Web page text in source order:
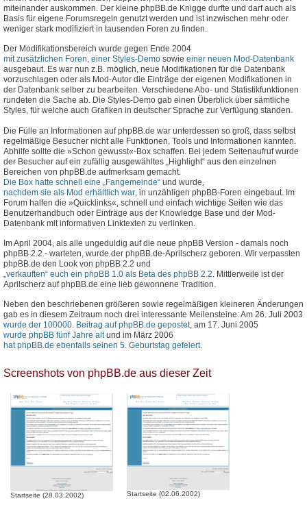
miteinander auskommen. Der kleine phpBB.de Knigge durfte und darf auch als
Basis für eigene Forumsregeln genutzt werden und ist inzwischen mehr oder
weniger stark modifiziert in tausenden Foren zu finden.
Der Modifikationsbereich wurde gegen Ende 2004
mit zusätzlichen Foren, einer Styles-Demo sowie einer neuen Mod-Datenbank
ausgebaut. Es war nun z.B. möglich, neue Modifikationen für die Datenbank
vorzuschlagen oder als Mod-Autor die Einträge der eigenen Modifikationen in
der Datenbank selber zu bearbeiten. Verschiedene Abo- und Statistikfunktionen
rundeten die Sache ab. Die Styles-Demo gab einen Überblick über sämtliche
Styles, für welche auch Grafiken in deutscher Sprache zur Verfügung standen.
Die Fülle an Informationen auf phpBB.de war unterdessen so groß, dass selbst
regelmäßige Besucher nicht alle Funktionen, Tools und Informationen kannten.
Abhilfe sollte die »Schon gewusst«-Box schaffen. Bei jedem Seitenaufruf wurde
der Besucher auf ein zufällig ausgewähltes „Highlight“ aus den einzelnen
Bereichen von phpBB.de aufmerksam gemacht.
Die Box hatte schnell eine „Fangemeinde“ und wurde,
nachdem sie als Mod erhältlich war , in unzähligen phpBB-Foren eingebaut. Im
Forum halfen die »Quicklinks«, schnell und einfach wichtige Seiten wie das
Benutzerhandbuch oder Einträge aus der Knowledge Base und der Mod-
Datenbank mit informativen Linktexten zu verlinken.
Im April 2004, als alle ungeduldig auf die neue phpBB Version - damals noch
phpBB 2.2 - warteten, wurde der phpBB.de-Aprilscherz geboren. Wir verpassten
phpBB.de den Look von phpBB 2.2 und
„verkauften“ euch ein phpBB 1.0 als Beta des phpBB 2.2. Mittlerweile ist der
Aprilscherz auf phpBB.de eine lieb gewonnene Tradition.
Neben den beschriebenen größeren sowie regelmäßigen kleineren Änderungen
gab es in diesem Zeitraum noch drei interessante Meilensteine: Am 26. Juli 2003
wurde der 100000. Beitrag auf phpBB.de gepostet, am 17. Juni 2005
wurde phpBB fünf Jahre altund im März 2006
hat phpBB.de ebenfalls seinen 5. Geburtstag gefeiert.
Screenshots von phpBB.de aus dieser Zeit
Startseite (28.03.2002) Startseite (02.06.2002)